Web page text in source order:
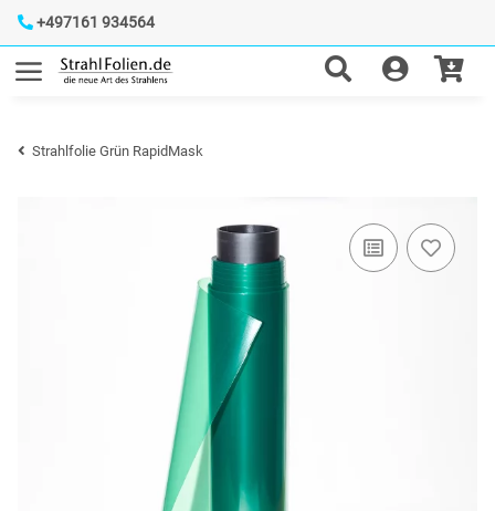
+497161 934564
Strahlfolie Grün RapidMask